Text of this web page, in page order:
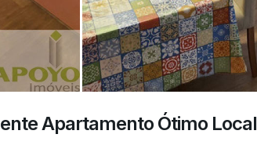
Apartamento Ótimo Local